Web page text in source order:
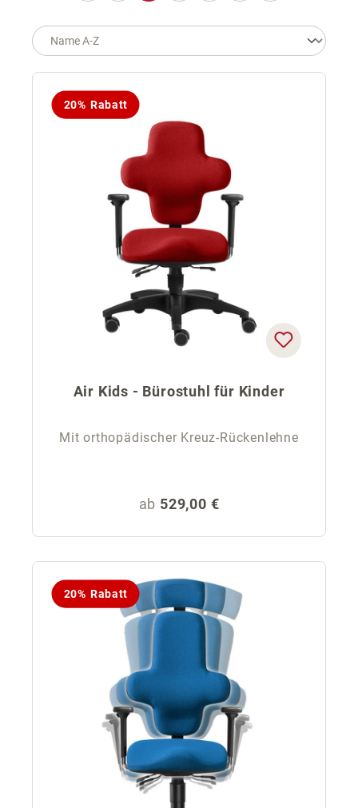
20% Rabatt
Air Kids - Bürostuhl für Kinder
Mit orthopädischer Kreuz-Rückenlehne
Regulärer Preis:
ab 529,00 €
20% Rabatt